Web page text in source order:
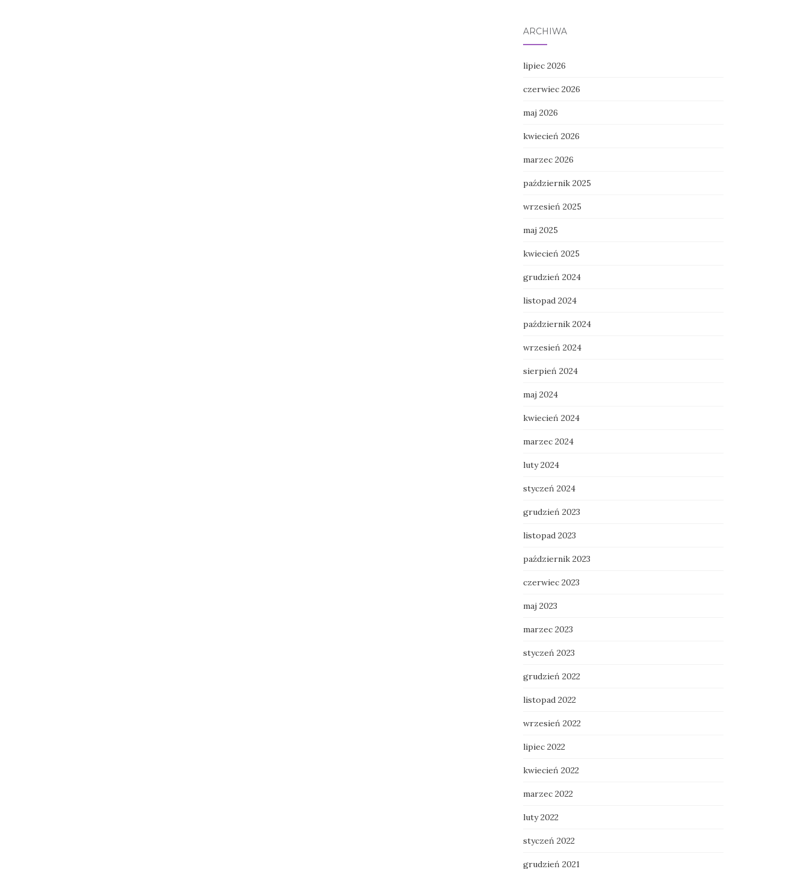
ARCHIWA
lipiec 2026
czerwiec 2026
maj 2026
kwiecień 2026
marzec 2026
październik 2025
wrzesień 2025
maj 2025
kwiecień 2025
grudzień 2024
listopad 2024
październik 2024
wrzesień 2024
sierpień 2024
maj 2024
kwiecień 2024
marzec 2024
luty 2024
styczeń 2024
grudzień 2023
listopad 2023
październik 2023
czerwiec 2023
maj 2023
marzec 2023
styczeń 2023
grudzień 2022
listopad 2022
wrzesień 2022
lipiec 2022
kwiecień 2022
marzec 2022
luty 2022
styczeń 2022
grudzień 2021